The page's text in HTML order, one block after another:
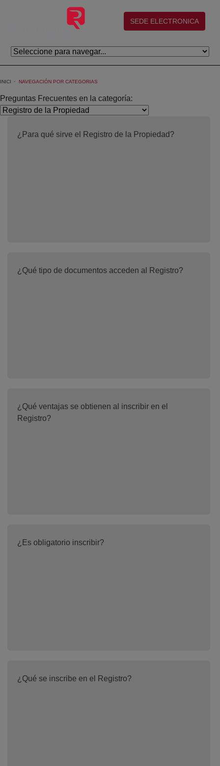
Salta al contingut principal
(abre en nueva ventana)
SEDE ELECTRONICA
INICI NAVEGACIÓN POR CATEGORIAS
Preguntas Frecuentes en la categoría:
¿Para qué sirve el Registro de la Propiedad?
¿Qué tipo de documentos acceden al Registro?
¿Qué ventajas se obtienen al inscribir en el
Registro?
¿Es obligatorio inscribir?
¿Qué se inscribe en el Registro?